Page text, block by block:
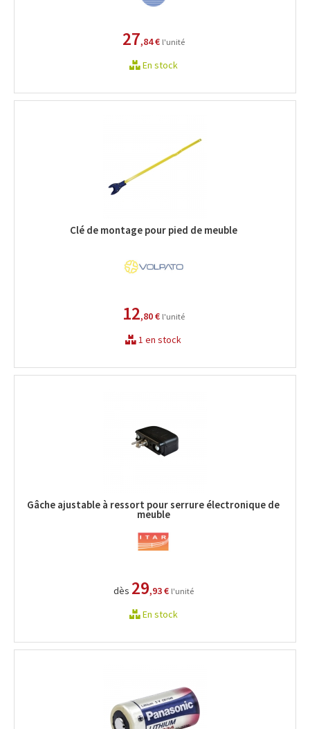
27,84 € l'unité
En stock
Clé de montage pour pied de meuble
12,80 € l'unité
1 en stock
Gâche ajustable à ressort pour serrure électronique de
meuble
dès 29,93 € l'unité
En stock